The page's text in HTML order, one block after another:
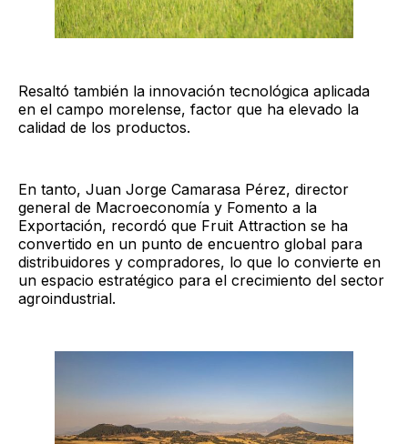
Resaltó también la innovación tecnológica aplicada
en el campo morelense, factor que ha elevado la
calidad de los productos.
En tanto, Juan Jorge Camarasa Pérez, director
general de Macroeconomía y Fomento a la
Exportación, recordó que Fruit Attraction se ha
convertido en un punto de encuentro global para
distribuidores y compradores, lo que lo convierte en
un espacio estratégico para el crecimiento del sector
agroindustrial.